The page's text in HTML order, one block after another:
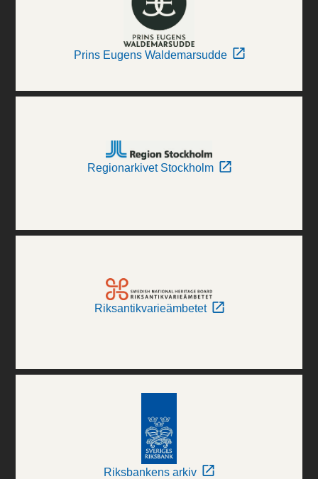
Prins Eugens Waldemarsudde
Regionarkivet Stockholm
Riksantikvarieämbetet
Riksbankens arkiv